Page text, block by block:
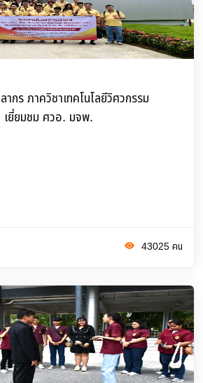
กร ภาควิชาเทคโนโลยีวิศวกรรม
เยี่ยมชม ศวอ. มจพ.
43025 คน